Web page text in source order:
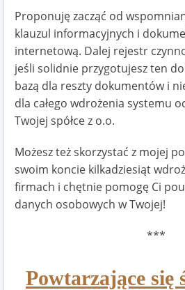
Proponuję zacząć od
klauzul informacyjnych i
internetową. Dalej rejestr
jeśli solidnie przygotujesz ten
bazą dla reszty dokumentów i
dla całego wdrożenia systemu
Twojej spółce z o.o.
Możesz też skorzystać z mojej
swoim koncie kilkadziesiąt
firmach i chętnie pomogę Ci
danych osobowych w Twojej!
***
Powtarzające się